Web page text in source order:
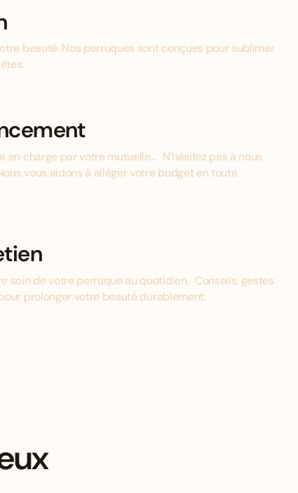
beauté. Nos perruques sont conçues pour sublimer
en charge par votre mutuelle... N'hésitez pas à nous
vous aidons à alléger votre budget en toute
soin de votre perruque au quotidien. Conseils, gestes
prolonger votre beauté durablement.